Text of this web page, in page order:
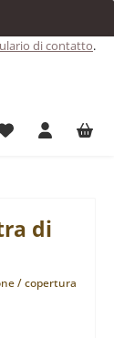
di contatto.
Hai 0 articoli
di
/ copertura